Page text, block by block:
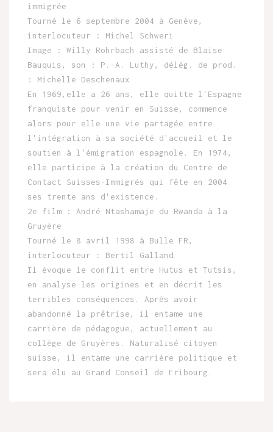
immigrée
Tourné le 6 septembre 2004 à Genève,
interlocuteur : Michel Schweri
Image : Willy Rohrbach assisté de Blaise
Bauquis, son : P.-A. Luthy, délég. de prod.
: Michelle Deschenaux
En 1969,elle a 26 ans, elle quitte l'Espagne
franquiste pour venir en Suisse, commence
alors pour elle une vie partagée entre
l'intégration à sa société d'accueil et le
soutien à l'émigration espagnole. En 1974,
elle participe à la création du Centre de
Contact Suisses-Immigrés qui fête en 2004
ses trente ans d'existence.
2e film : André Ntashamaje du Rwanda à la
Gruyère
Tourné le 8 avril 1998 à Bulle FR,
interlocuteur : Bertil Galland
Il évoque le conflit entre Hutus et Tutsis,
en analyse les origines et en décrit les
terribles conséquences. Après avoir
abandonné la prêtrise, il entame une
carrière de pédagogue, actuellement au
collège de Gruyères. Naturalisé citoyen
suisse, il entame une carrière politique et
sera élu au Grand Conseil de Fribourg.